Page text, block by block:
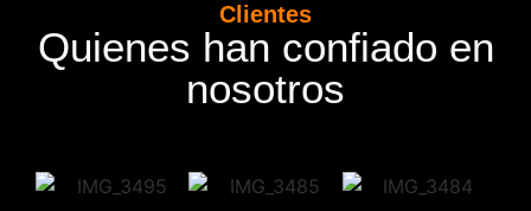
Clientes
Quienes han confiado en
nosotros